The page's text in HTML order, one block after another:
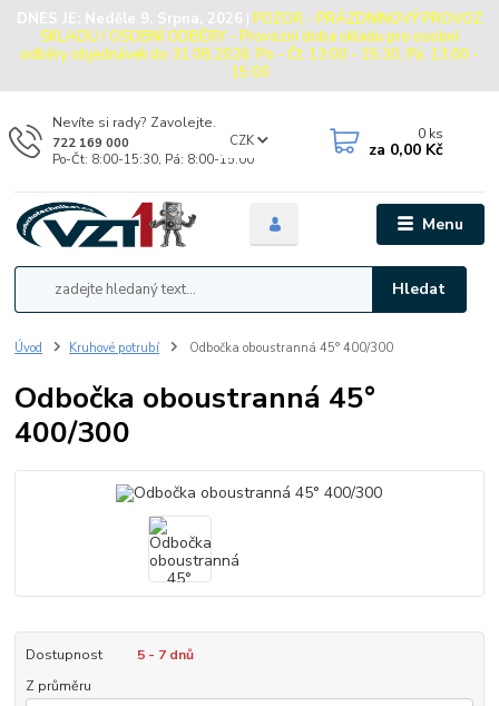
DNES JE: Neděle 9. Srpna, 2026 | POZOR - PRÁZDNINOVÝ PROVOZ
SKLADU / OSOBNÍ ODBĚRY - Provozní doba skladu pro osobní
odběry objednávek do 31.08.2026: Po - Čt: 13:00 - 15:30, Pá: 13:00 -
15:00
Menu
CZK
Hledat
Nevíte si rady? Zavolejte.
722 169 000
Po-Čt: 8:00-15:30, Pá: 8:00-15:00
0 ks
za 0,00 Kč
Úvod Kruhové potrubí Odbočka oboustranná 45° 400/300
Odbočka oboustranná 45°
400/300
Dostupnost
5 - 7 dnů
Z průměru